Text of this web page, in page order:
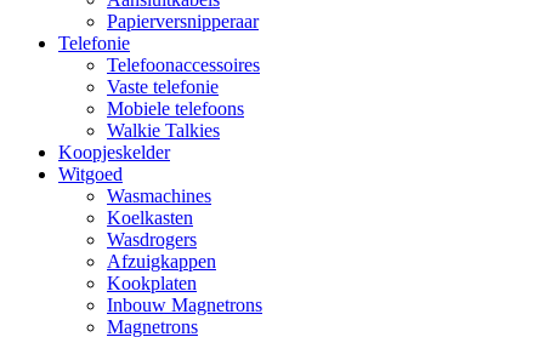
Papierversnipperaar
Telefonie
Telefoonaccessoires
Vaste telefonie
Mobiele telefoons
Walkie Talkies
Koopjeskelder
Witgoed
Wasmachines
Koelkasten
Wasdrogers
Afzuigkappen
Kookplaten
Inbouw Magnetrons
Magnetrons